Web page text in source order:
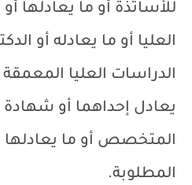
للأساتذة أو ما يعادلها
العليا أو ما يعادله أو
الدراسات العليا
يعادل إحداهما أو شهادة
المتخصص أو ما
المطلوبة.